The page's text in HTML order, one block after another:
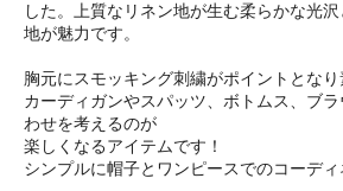
した。上質なリネン地が生む柔らかな光
地が魅力です。
胸元にスモッキング刺繍がポイントとなり
カーディガンやスパッツ、ボトムス、ブ
わせを考えるのが
楽しくなるアイテムです！
シンプルに帽子とワンピースでのコーディ